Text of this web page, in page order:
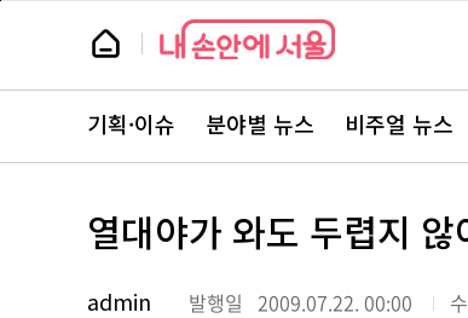
본
뉴
스
뉴
스
주
서
바
로
기획·이슈 분야별 뉴스 비주얼 뉴스
열대야가 와도 두렵지 않
admin 발행일 2009.07.22. 00:00
페